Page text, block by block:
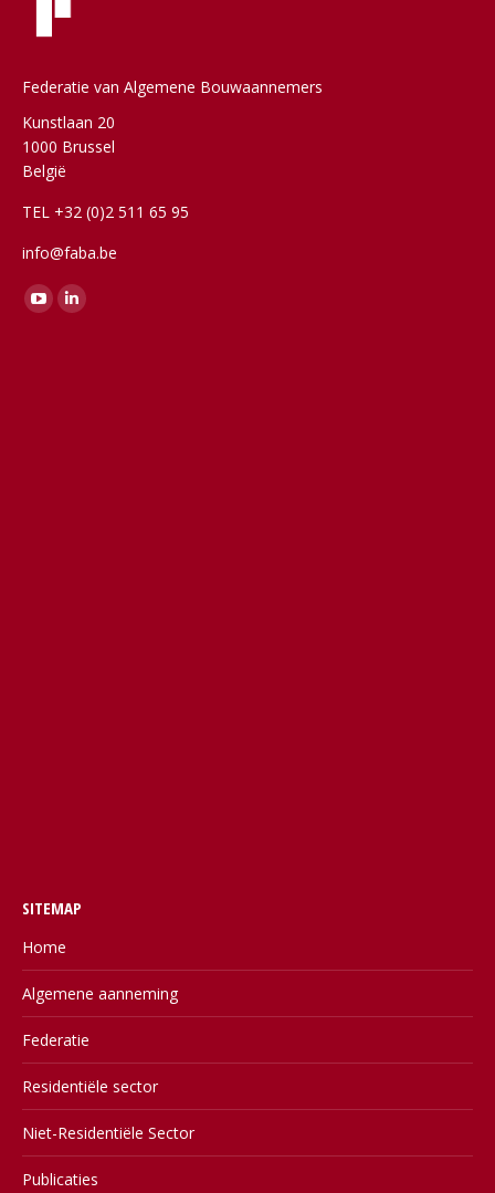
Federatie van Algemene Bouwaannemers
Kunstlaan 20
1000 Brussel
België
TEL +32 (0)2 511 65 95
info@faba.be
Vind ons op:
YouTubeLinkedin
SITEMAP
Home
Algemene aanneming
Federatie
Residentiële sector
Niet-Residentiële Sector
Publicaties